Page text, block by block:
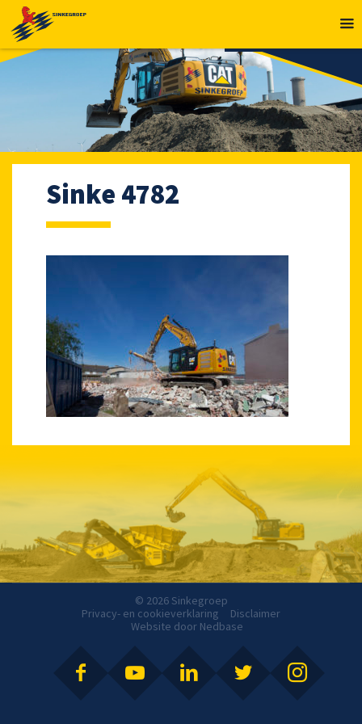
Sinke 4782
© 2026 Sinkegroep
Privacy- en cookieverklaring
Disclaimer
Website door Nedbase